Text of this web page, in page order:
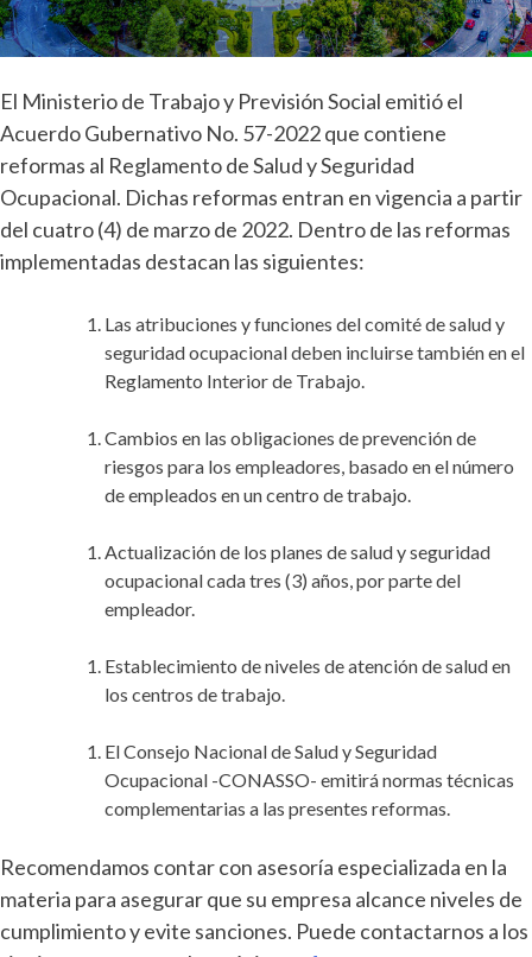
El Ministerio de Trabajo y Previsión Social emitió el
Acuerdo Gubernativo No. 57-2022 que contiene
reformas al Reglamento de Salud y Seguridad
Ocupacional. Dichas reformas entran en vigencia a partir
del cuatro (4) de marzo de 2022. Dentro de las reformas
implementadas destacan las siguientes:
Las atribuciones y funciones del comité de salud y
seguridad ocupacional deben incluirse también en el
Reglamento Interior de Trabajo.
Cambios en las obligaciones de prevención de
riesgos para los empleadores, basado en el número
de empleados en un centro de trabajo.
Actualización de los planes de salud y seguridad
ocupacional cada tres (3) años, por parte del
empleador.
Establecimiento de niveles de atención de salud en
los centros de trabajo.
El Consejo Nacional de Salud y Seguridad
Ocupacional -CONASSO- emitirá normas técnicas
complementarias a las presentes reformas.
Recomendamos contar con asesoría especializada en la
materia para asegurar que su empresa alcance niveles de
cumplimiento y evite sanciones. Puede contactarnos a los